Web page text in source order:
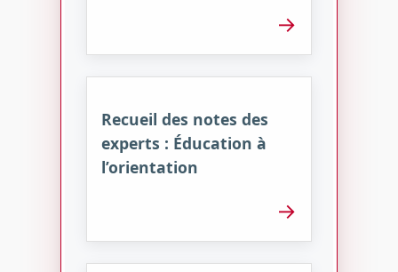
→
Recueil des notes des
experts : Éducation à
l’orientation
→